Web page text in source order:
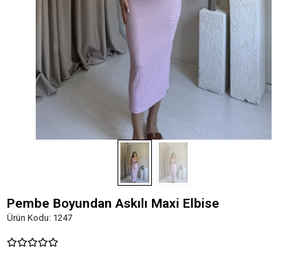
Pembe Boyundan Askılı Maxi Elbise
Ürün Kodu: 1247